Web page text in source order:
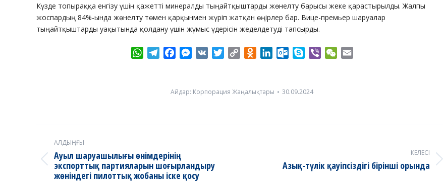
Күзде топыраққа енгізу үшін қажетті минералды тыңайтқыштарды жөнелту барысы жеке қарастырылды. Жалпы
жоспардың 84%-ында жөнелту төмен қарқынмен жүріп жатқан өңірлер бар. Вице-премьер шаруалар
тыңайтқыштарды уақытында қолдану үшін жұмыс үдерісін жеделдетуді тапсырды.
WhatsApp
TelegramFacebookMessenger
VK Twitter
Copy
Odnoklassniki
LinkedInOutlook.com
SkypeViber WeChat
Айдар: Корпорация Жаңалықтары 30.09.2024
navigation
АЛДЫҢҒЫ
Previous
post:
Ауыл шаруашылығы өнімдерінің
экспорттық партияларын шоғырландыру
жөніндегі пилоттық жобаны іске қосу
КЕЛЕСІ
Азық-түлік қауіпсіздігі бірінші орында